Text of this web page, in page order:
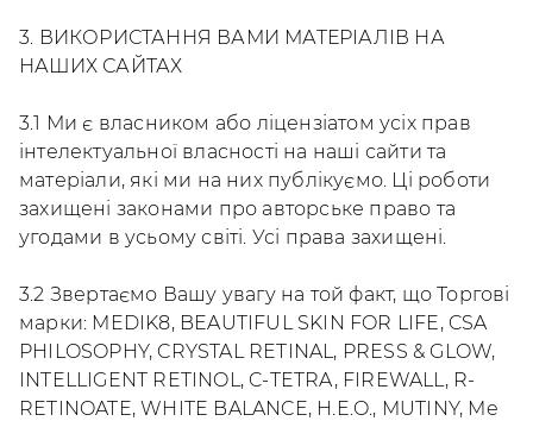
3. ВИКОРИСТАННЯ ВАМИ МАТЕРІАЛІВ НА
НАШИХ САЙТАХ
3.1 Ми є власником або ліцензіатом усіх прав
інтелектуальної власності на наші сайти та
матеріали, які ми на них публікуємо. Ці роботи
захищені законами про авторське право та
угодами в усьому світі. Усі права захищені.
3.2 Звертаємо Вашу увагу на той факт, що Торгові
марки: MEDIK8, BEAUTIFUL SKIN FOR LIFE, CSA
PHILOSOPHY, CRYSTAL RETINAL, PRESS & GLOW,
INTELLIGENT RETINOL, C-TETRA, FIREWALL, R-
RETINOATE, WHITE BALANCE, H.E.O., MUTINY, Me